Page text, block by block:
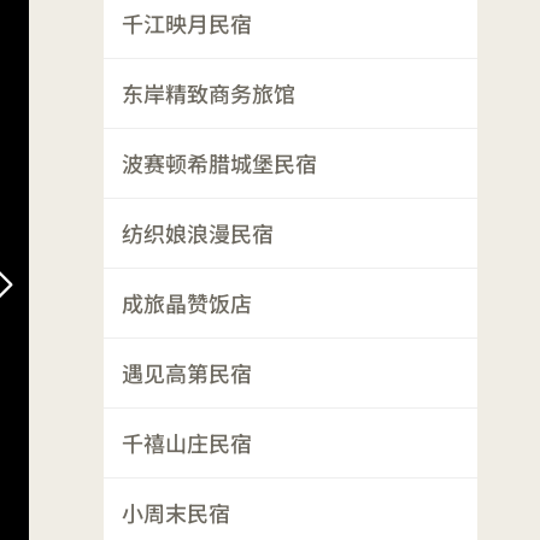
千江映月民宿
东岸精致商务旅馆
波赛顿希腊城堡民宿
纺织娘浪漫民宿
成旅晶赞饭店
遇见高第民宿
千禧山庄民宿
小周末民宿